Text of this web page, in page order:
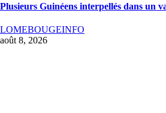
Plusieurs Guinéens interpellés dans un
LOMEBOUGEINFO
août 8, 2026